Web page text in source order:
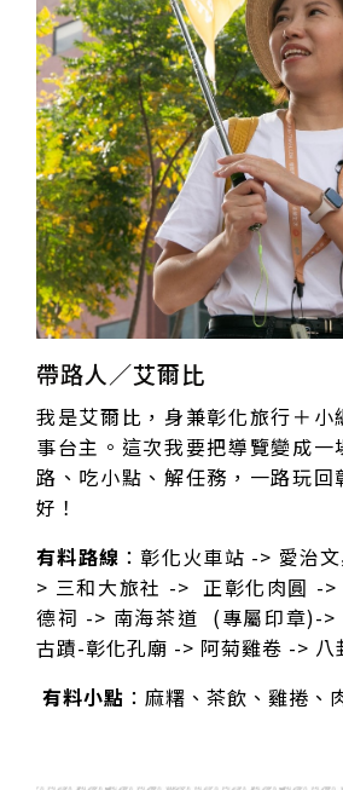
帶路人／艾爾比
我是艾爾比，身兼彰化旅行＋小
事台主。這次我要把導覽變成一
路、吃小點、解任務，一路玩回
好！
有料路線 ：彰化火車站 -> 愛治
> 三和大旅社 -> 正彰化肉圓 ->
德祠 -> 南海茶道 (專屬印章)->
古蹟-彰化孔廟 -> 阿菊雞卷 -> 八
有料小點 ：麻糬、茶飲、雞捲、